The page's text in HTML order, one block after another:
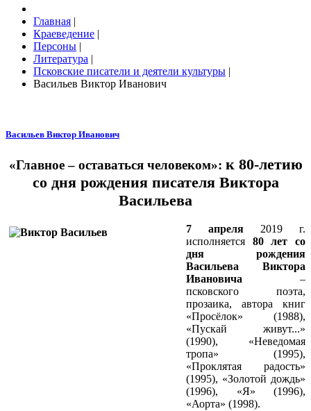
Главная |
Краеведение |
Персоны |
Литература |
Псковские писатели и деятели культуры |
Васильев Виктор Иванович
Васильев Виктор Иванович
«Главное – оставаться человеком»: к 80-летию
со дня рождения писателя Виктора
Васильева
7 апреля 2019 г.
исполняется 80 лет со
дня рождения
Васильева Виктора
Ивановича –
псковского поэта,
прозаика, автора книг
«Просёлок» (1988),
«Пускай живут...»
(1990), «Неведомая
тропа» (1995),
«Проклятая радость»
(1995), «Золотой дождь»
(1996), «Я» (1996),
«Аорта» (1998).